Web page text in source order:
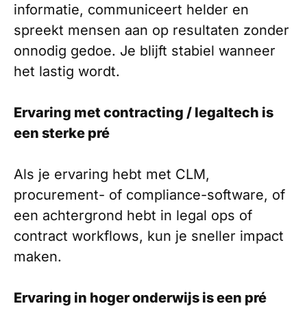
informatie, communiceert helder en
spreekt mensen aan op resultaten zonder
onnodig gedoe. Je blijft stabiel wanneer
het lastig wordt.
Ervaring met contracting / legaltech is
een sterke pré
Als je ervaring hebt met CLM,
procurement- of compliance-software, of
een achtergrond hebt in legal ops of
contract workflows, kun je sneller impact
maken.
Ervaring in hoger onderwijs is een pré